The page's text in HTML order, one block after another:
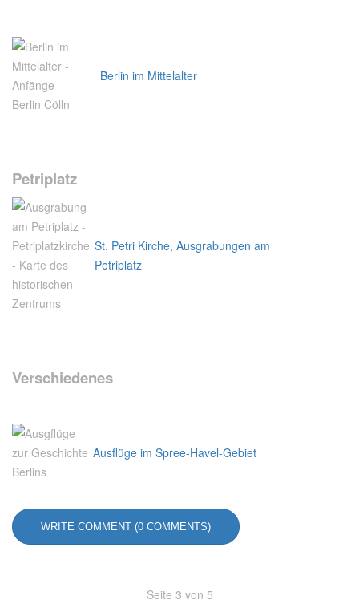
Berlin im Mittelalter
Petriplatz
St. Petri Kirche, Ausgrabungen am
Petriplatz
Verschiedenes
Ausflüge im Spree-Havel-Gebiet
WRITE COMMENT (0 COMMENTS)
Seite 3 von 5